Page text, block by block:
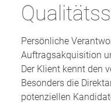
Persönliche
Auftragsakquisition
Der Klient kennt den
Besonders die
potenziellen